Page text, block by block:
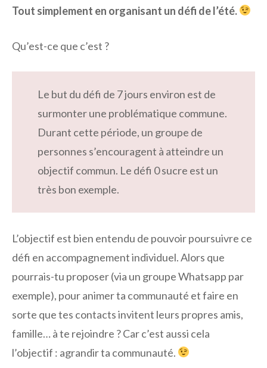
Tout simplement en organisant un défi de l’été.
Qu’est-ce que c’est ?
Le but du défi de 7 jours environ est de
surmonter une problématique commune.
Durant cette période, un groupe de
personnes s’encouragent à atteindre un
objectif commun. Le défi 0 sucre est un
très bon exemple.
L’objectif est bien entendu de pouvoir poursuivre ce
défi en accompagnement individuel. Alors que
pourrais-tu proposer (via un groupe Whatsapp par
exemple), pour animer ta communauté et faire en
sorte que tes contacts invitent leurs propres amis,
famille… à te rejoindre ? Car c’est aussi cela
l’objectif : agrandir ta communauté.